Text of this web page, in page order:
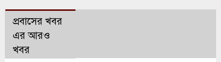
প্রবাসের খবর
এর আরও
খবর